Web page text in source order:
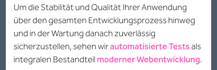
Um die Stabilität und Qualität Ihrer Anwendung
über den gesamten Entwicklungsprozess hinweg
und in der Wartung danach zuverlässig
sicherzustellen, sehen wirautomatisierte Testsals
integralen Bestandteilmoderner Webentwicklung.